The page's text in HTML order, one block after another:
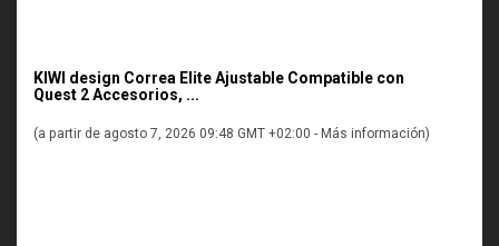
KIWI design Correa Elite Ajustable Compatible con
Quest 2 Accesorios, ...
(a partir de agosto 7, 2026 09:48 GMT +02:00 - Más información)